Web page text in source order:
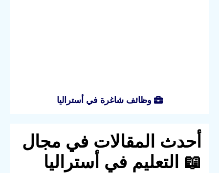
وظائف شاغرة في أستراليا
أحدث المقالات في مجال
📖 التعليم في أستراليا